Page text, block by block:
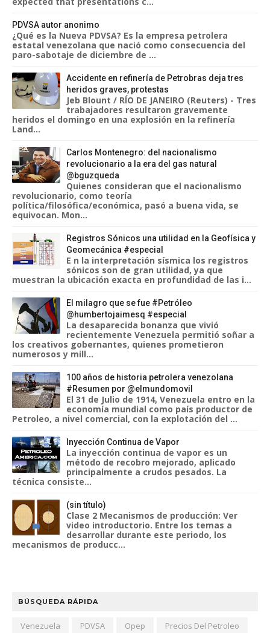
PDVSA autor anonimo
¿Qué es la Nueva PDVSA? Es la empresa petrolera
estatal venezolana que nació como consecuencia del
paro-sabotaje de diciembre de ...
Accidente en refinería de Petrobras deja tres
heridos graves, protestas
Jeb Blount / RÍO DE JANEIRO (Reuters) - Tres
trabajadores resultaron gravemente
heridos el domingo en una explosión en la refinería
Land...
Carlos Montenegro: del nacionalismo
revolucionario a la era del gas natural
@bguzqueda
Quienes consideran que el nacionalismo
revolucionario, como teoría
política/filosófica/económica, pasó a buena vida, se
equivocan. Mon...
Registros Sónicos una utilidad en la Geofísica y
Geomecánica #especial
E n la interpretación sísmica los registros
sónicos son de gran utilidad, ya que
muestran la ubicación exacta en profundidad de las i...
El milagro que se fue #Petróleo
@humbertojaimesq #especial
La desaparecida bonanza que vivió
recientemente Venezuela permitió soñar a
los creativos gobernantes, quienes prometieron
numerosos y mill...
100 años de historia petrolera venezolana
#Resumen por @elmundomovil
El 31 de Julio de 1914, Venezuela entro en la
economía mundial como país productor de
Petroleo, a nivel comercial, con la explotación del ...
Inyección Continua de Vapor
La inyección continua de vapor es un
método de recobro mejorado, aplicado
principalmente a crudos pesados. La
técnica consiste...
(sin título)
Clase 2 Mecanismos de producción: Ver
video introductorio. Entre los temas a
desarrollar durante este periodo, los
mecanismos de producc...
BÚSQUEDA RÁPIDA
Venezuela PDVSA Opep
Precios Del Petroleo